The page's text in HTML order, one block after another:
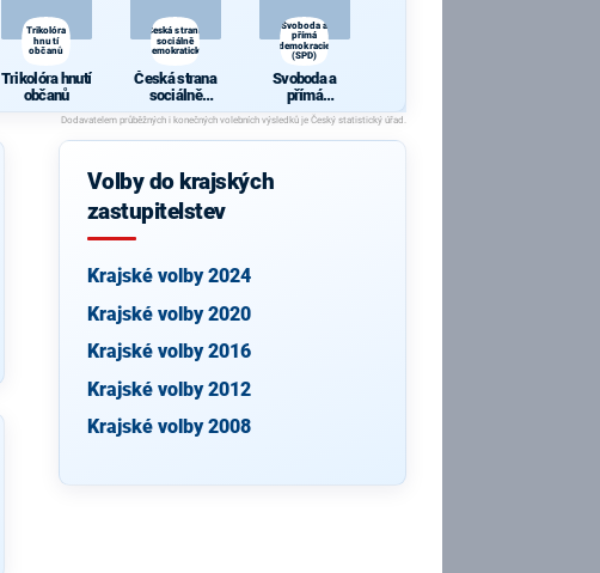
Trikolóra
hnutí
občanů
Trikolóra hnutí
občanů
Česká strana
sociálně
demokratická
Česká strana
sociálně
demokratická
Svoboda a
přímá
demokracie
(SPD)
Svoboda a
přímá
demokracie
(SPD)
Volby do krajských
zastupitelstev
Krajské volby 2024
Krajské volby 2020
Krajské volby 2016
Krajské volby 2012
Krajské volby 2008